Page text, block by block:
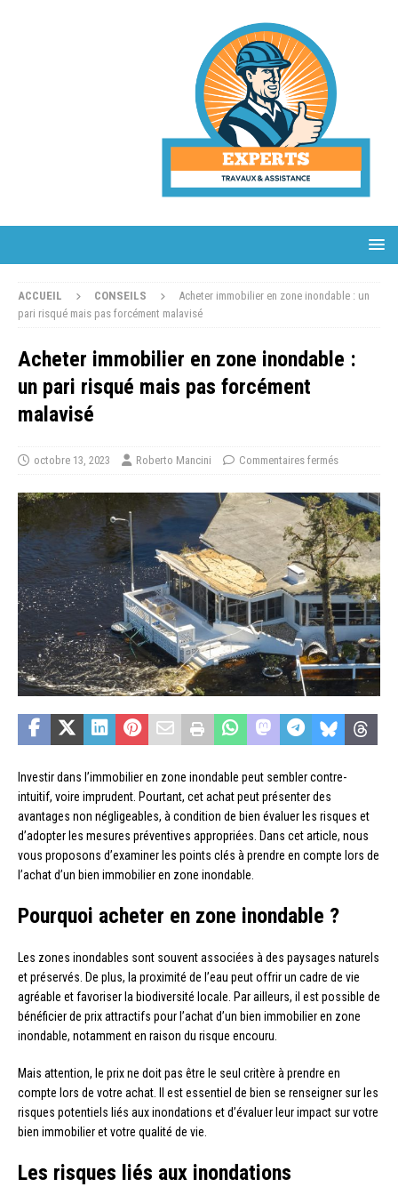
ACCUEIL CONSEILS
Acheter immobilier en zone inondable : un
pari risqué mais pas forcément malavisé
Acheter immobilier en zone inondable :
un pari risqué mais pas forcément
malavisé
octobre 13, 2023 Roberto Mancini Commentaires fermés
Investir dans l’immobilier en zone inondable peut sembler contre-
intuitif, voire imprudent. Pourtant, cet achat peut présenter des
avantages non négligeables, à condition de bien évaluer les risques et
d’adopter les mesures préventives appropriées. Dans cet article, nous
vous proposons d’examiner les points clés à prendre en compte lors de
l’achat d’un bien immobilier en zone inondable.
Pourquoi acheter en zone inondable ?
Les zones inondables sont souvent associées à des paysages naturels
et préservés. De plus, la proximité de l’eau peut offrir un cadre de vie
agréable et favoriser la biodiversité locale. Par ailleurs, il est possible de
bénéficier de prix attractifs pour l’achat d’un bien immobilier en zone
inondable, notamment en raison du risque encouru.
Mais attention, le prix ne doit pas être le seul critère à prendre en
compte lors de votre achat. Il est essentiel de bien se renseigner sur les
risques potentiels liés aux inondations et d’évaluer leur impact sur votre
bien immobilier et votre qualité de vie.
Les risques liés aux inondations